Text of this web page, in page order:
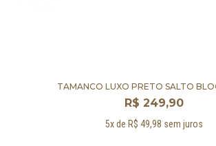
TAMANCO LUXO PRETO SALTO
R$ 249,90
5x de R$ 49,98 sem juros